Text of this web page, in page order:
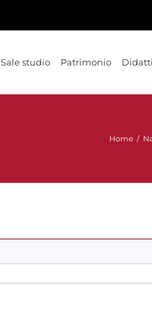
Sale studio Patrimonio
Home /